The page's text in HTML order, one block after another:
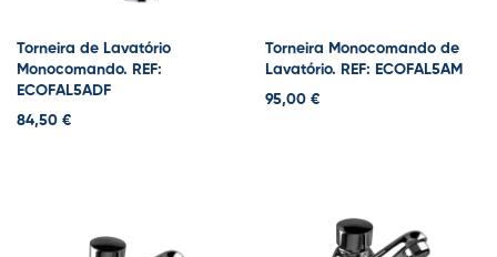
Torneira de Lavatório
Monocomando. REF:
ECOFAL5ADF
84,50 €
Torneira Monocomando de
Lavatório. REF: ECOFAL5AM
95,00 €